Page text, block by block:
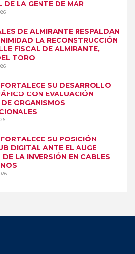
DE LA GENTE DE MAR
DE ALMIRANTE RESPALDAN
LA RECONSTRUCCIÓN
FISCAL DE ALMIRANTE,
TORO
SU DESARROLLO
CON EVALUACIÓN
ORGANISMOS
SU POSICIÓN
DIGITAL ANTE EL AUGE
LA INVERSIÓN EN CABLES